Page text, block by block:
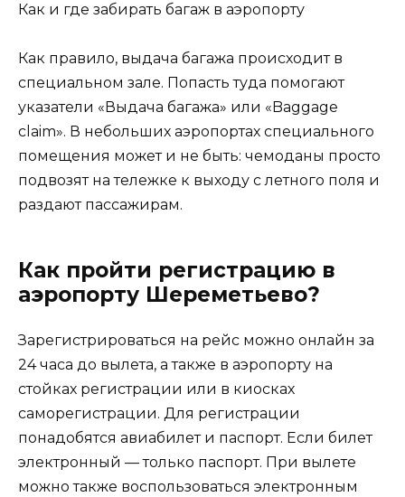
Как и где забирать багаж в аэропорту
Как правило, выдача багажа происходит в
специальном зале. Попасть туда помогают
указатели «Выдача багажа» или «Baggage
claim». В небольших аэропортах специального
помещения может и не быть: чемоданы просто
подвозят на тележке к выходу с летного поля и
раздают пассажирам.
Как пройти регистрацию в
аэропорту Шереметьево?
Зарегистрироваться на рейс можно онлайн за
24 часа до вылета, а также в аэропорту на
стойках регистрации или в киосках
саморегистрации. Для регистрации
понадобятся авиабилет и паспорт. Если билет
электронный — только паспорт. При вылете
можно также воспользоваться электронным